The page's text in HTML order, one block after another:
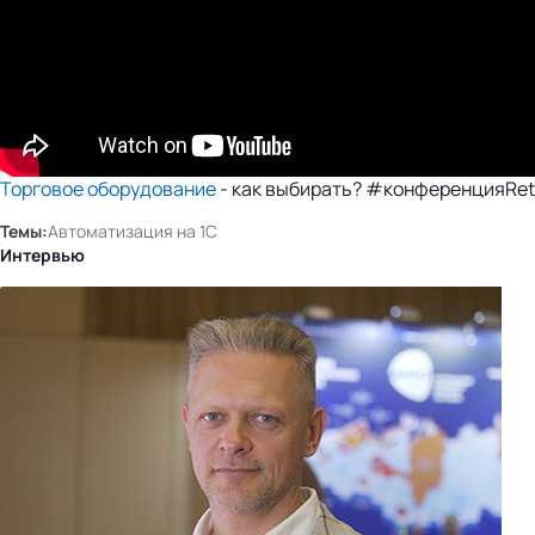
Торговое оборудование- как выбирать?
Темы:Автоматизация на 1С
Интервью